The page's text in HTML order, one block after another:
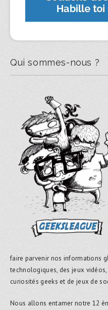
Qui sommes-nous ?
faire parvenir nos informations
technologiques, des jeux
curiosités geeks et de jeux de
Nous allons entamer notre 12